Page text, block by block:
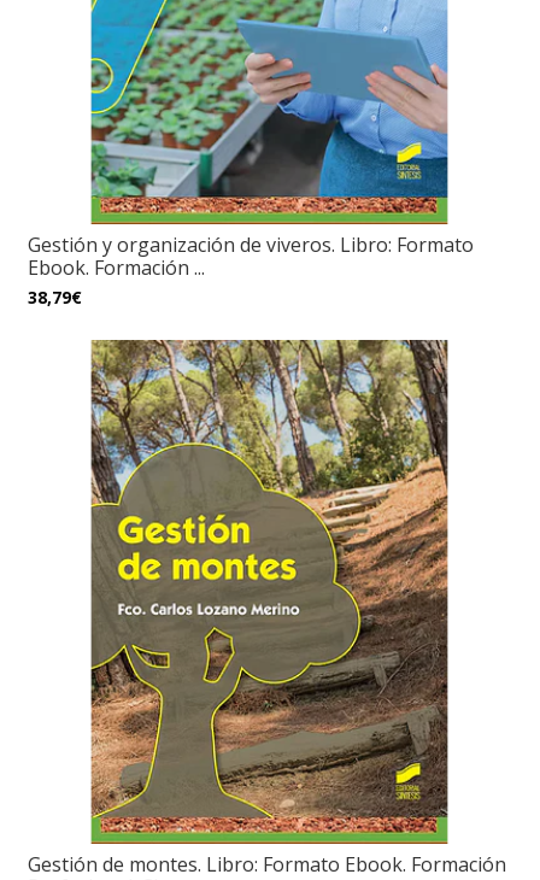
Gestión y organización de viveros. Libro: Formato
Ebook. Formación ...
38,79€
Gestión de montes. Libro: Formato Ebook. Formación